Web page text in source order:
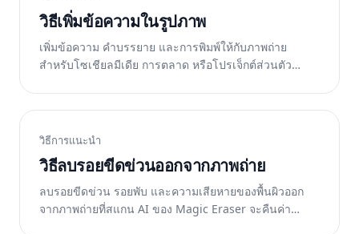
วิธีเพิ่มข้อความในรูปภาพ
เพิ่มข้อความ คำบรรยาย และการพิมพ์ให้กับภาพถ่าย
สำหรับโซเชียลมีเดีย การตลาด หรือโปรเจ็กต์ส่วนตัว
วิธีการแนะนำ
วิธีลบรอยขีดข่วนออกจากภาพถ่าย
ลบรอยขีดข่วน รอยพับ และความเสียหายของพื้นผิวออก
จากภาพถ่ายที่สแกน AI ของ Magic Eraser จะคืนค่า